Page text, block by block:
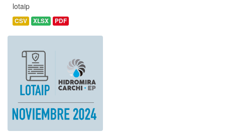
lotaip
CSV XLSX PDF